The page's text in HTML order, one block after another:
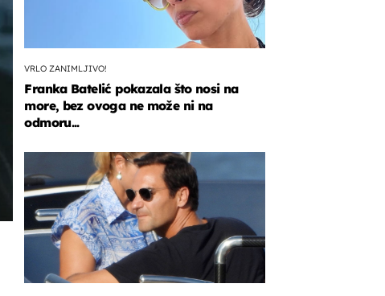
VRLO ZANIMLJIVO!
Franka Batelić pokazala što nosi na
more, bez ovoga ne može ni na
odmoru...